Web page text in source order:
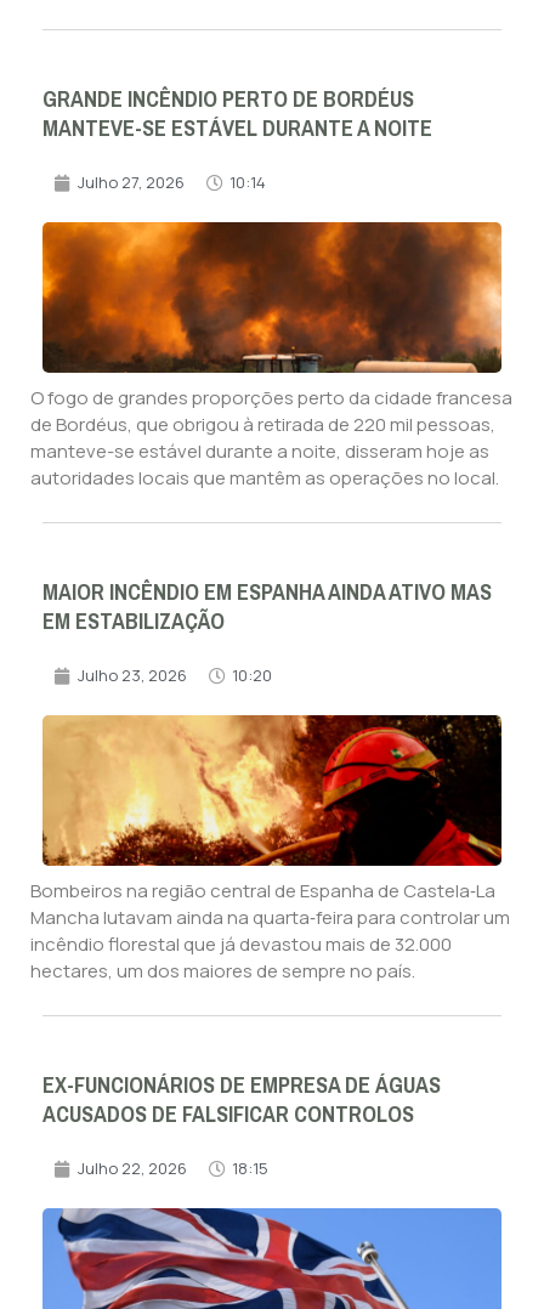
GRANDE INCÊNDIO PERTO DE BORDÉUS
MANTEVE-SE ESTÁVEL DURANTE A NOITE
Julho 27, 2026 10:14
O fogo de grandes proporções perto da cidade francesa
de Bordéus, que obrigou à retirada de 220 mil pessoas,
manteve-se estável durante a noite, disseram hoje as
autoridades locais que mantêm as operações no local.
MAIOR INCÊNDIO EM ESPANHA AINDA ATIVO MAS
EM ESTABILIZAÇÃO
Julho 23, 2026 10:20
Bombeiros na região central de Espanha de Castela‑La
Mancha lutavam ainda na quarta‑feira para controlar um
incêndio florestal que já devastou mais de 32.000
hectares, um dos maiores de sempre no país.
EX-FUNCIONÁRIOS DE EMPRESA DE ÁGUAS
ACUSADOS DE FALSIFICAR CONTROLOS
Julho 22, 2026 18:15